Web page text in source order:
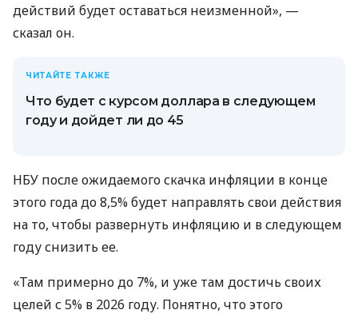
действий будет оставаться неизменной», —
сказал он.
ЧИТАЙТЕ ТАКЖЕ
Что будет с курсом доллара в следующем
году и дойдет ли до 45
НБУ после ожидаемого скачка инфляции в конце
этого года до 8,5% будет направлять свои действия
на то, чтобы развернуть инфляцию и в следующем
году снизить ее.
«Там примерно до 7%, и уже там достичь своих
целей с 5% в 2026 году. Понятно, что этого